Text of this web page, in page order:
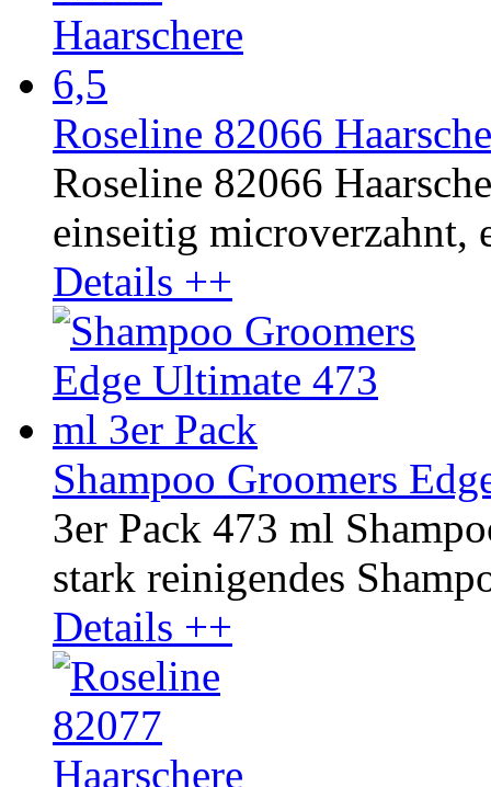
Roseline 82066
Roseline 82066
einseitig microverzahnt,
Details ++
Shampoo Groomers
3er Pack 473 ml
stark reinigendes
Details ++